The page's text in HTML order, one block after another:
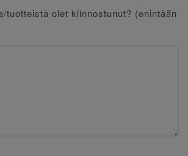
tuotteista olet kiinnostunut? (enintään